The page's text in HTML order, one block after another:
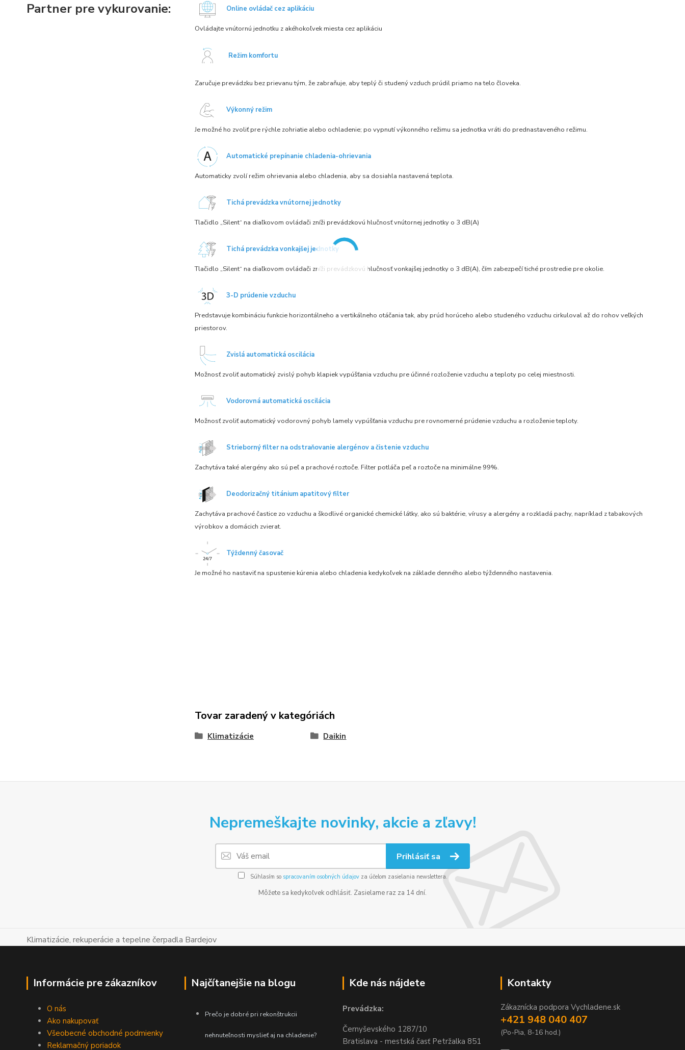
Partner pre vykurovanie: Online ovládač cez aplikáciu
Ovládajte vnútornú jednotku z akéhokoľvek miesta cez aplikáciu
Režim komfortu
Zaručuje prevádzku bez prievanu tým, že zabraňuje, aby teplý či studený vzduch prúdil priamo na telo človeka.
Výkonný režim
Je možné ho zvoliť pre rýchle zohriatie alebo ochladenie; po vypnutí výkonného režimu sa jednotka vráti do prednastaveného režimu.
Automatické prepínanie chladenia-ohrievania
Automaticky zvolí režim ohrievania alebo chladenia, aby sa dosiahla nastavená teplota.
Tichá prevádzka vnútornej jednotky
Tlačidlo „Silent“ na diaľkovom ovládači zníži prevádzkovú hlučnosť vnútornej jednotky o 3 dB(A)
Tichá prevádzka vonkajšej jednotky
Tlačidlo „Silent“ na diaľkovom ovládači zníži prevádzkovú hlučnosť vonkajšej jednotky o 3 dB(A), čím zabezpečí tiché prostredie pre okolie.
3-D prúdenie vzduchu
Predstavuje kombináciu funkcie horizontálneho a vertikálneho otáčania tak, aby prúd horúceho alebo studeného vzduchu cirkuloval až do rohov veľkých
priestorov.
Zvislá automatická oscilácia
Možnosť zvoliť automatický zvislý pohyb klapiek vypúšťania vzduchu pre účinné rozloženie vzduchu a teploty po celej miestnosti.
Vodorovná automatická oscilácia
Možnosť zvoliť automatický vodorovný pohyb lamely vypúšťania vzduchu pre rovnomerné prúdenie vzduchu a rozloženie teploty.
Strieborný filter na odstraňovanie alergénov a čistenie vzduchu
Zachytáva také alergény ako sú peľ a prachové roztoče. Filter potláča peľ a roztoče na minimálne 99%.
Deodorizačný titánium apatitový filter
Zachytáva prachové častice zo vzduchu a škodlivé organické chemické látky, ako sú baktérie, vírusy a alergény a rozkladá pachy, napríklad z tabakových
výrobkov a domácich zvierat.
Týždenný časovač
Je možné ho nastaviť na spustenie kúrenia alebo chladenia kedykoľvek na základe denného alebo týždenného nastavenia.
Tovar zaradený v kategóriách
Klimatizácie Daikin
Nepremeškajte novinky, akcie a zľavy!
Prihlásiť sa
Súhlasím so spracovaním osobných údajovza účelom zasielania newslettera.
Môžete sa kedykoľvek odhlásiť. Zasielame raz za 14 dní.
Klimatizácie, rekuperácie a tepelne čerpadla Bardejov
Informácie pre zákazníkov
O nás
Ako nakupovať
Všeobecné obchodné podmienky
Reklamačný poriadok
Najčítanejšie na blogu
Prečo je dobré pri rekonštrukcii
nehnuteľnosti myslieť aj na chladenie?
Kde nás nájdete
Prevádzka:
Černyševského 1287/10
Bratislava - mestská časť Petržalka 851
Kontakty
Zákaznícka podpora Vychladene.sk
+421 948 040 407
(Po-Pia, 8-16 hod.)